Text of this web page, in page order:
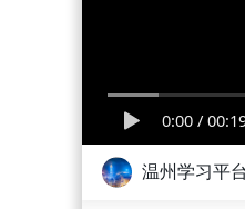
0:00/
温州学习平台